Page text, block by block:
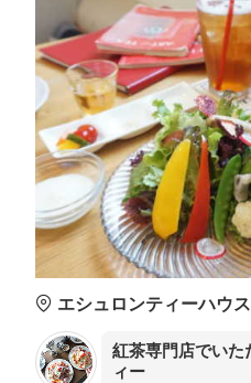
エシュロンティーハウス
紅茶専門店でいた
ィー